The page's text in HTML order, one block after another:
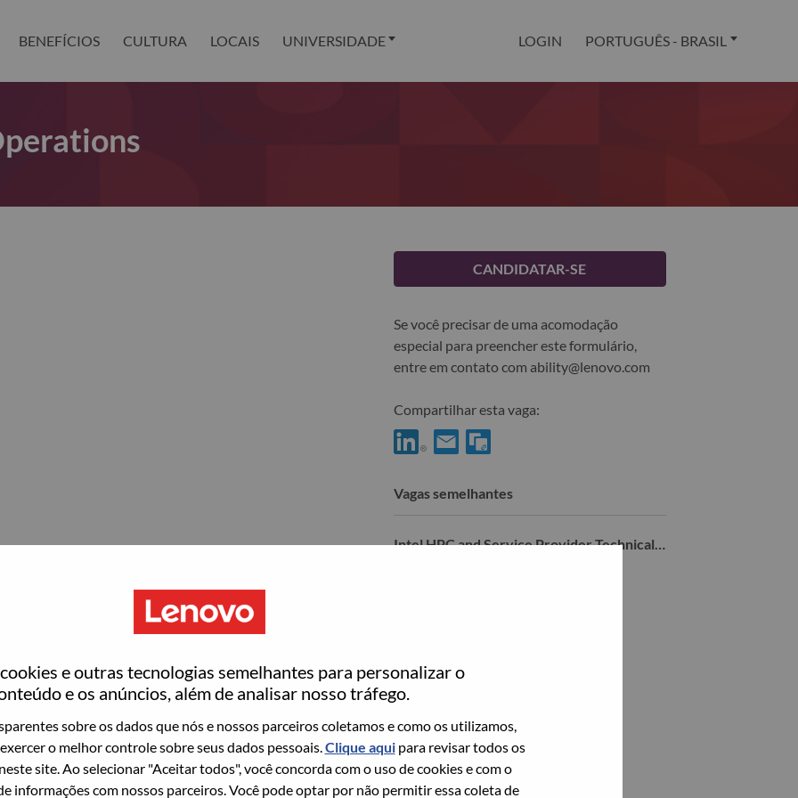
e outras tecnologias semelhantes para personalizar o
e os anúncios, além de analisar nosso tráfego.
sobre os dados que nós e nossos parceiros coletamos e como os utilizamos,
o melhor controle sobre seus dados pessoais. Clique aquipara revisar todos os
site. Ao selecionar "Aceitar todos", você concorda com o uso de cookies e com o
informações com nossos parceiros. Você pode optar por não permitir essa coleta de
BENEFÍCIOS CULTURA LOCAIS UNIVERSIDADE LOGIN PORTUGUÊS - BRASIL
we do. We WOW our customers.
powerhouse, ranked #153 in the Fortune Global
in 180 markets. Focused on a bold vision to deliver
its success as the world’s largest PC company with a full-
optimized devices (PCs, workstations, smartphones,
high performance computing and software defined
Lenovo’s continued investment in world-changing
CANDIDATAR-SE
Se você precisar de uma acomodação
especial para preencher este formulário,
entre em contato com ability@lenovo.com
Compartilhar esta vaga:
Vagas semelhantes
Intel HPC and Service Provider Technical Sales Consultant